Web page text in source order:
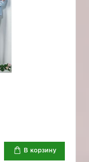
В корзину